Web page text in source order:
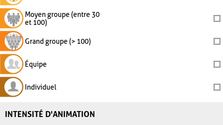
Moyen groupe (entre 30
et 100)
Grand groupe (> 100)
Équipe
Individuel
INTENSITÉ D'ANIMATION